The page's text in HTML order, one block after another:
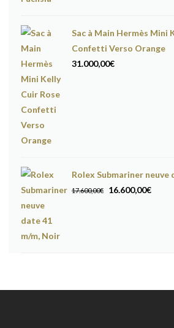
Sac à Main Hermès Mini
Confetti Verso Orange
31.000,00€
Rolex Submariner neuve
17.600,00€
Le
16.600,00€Le